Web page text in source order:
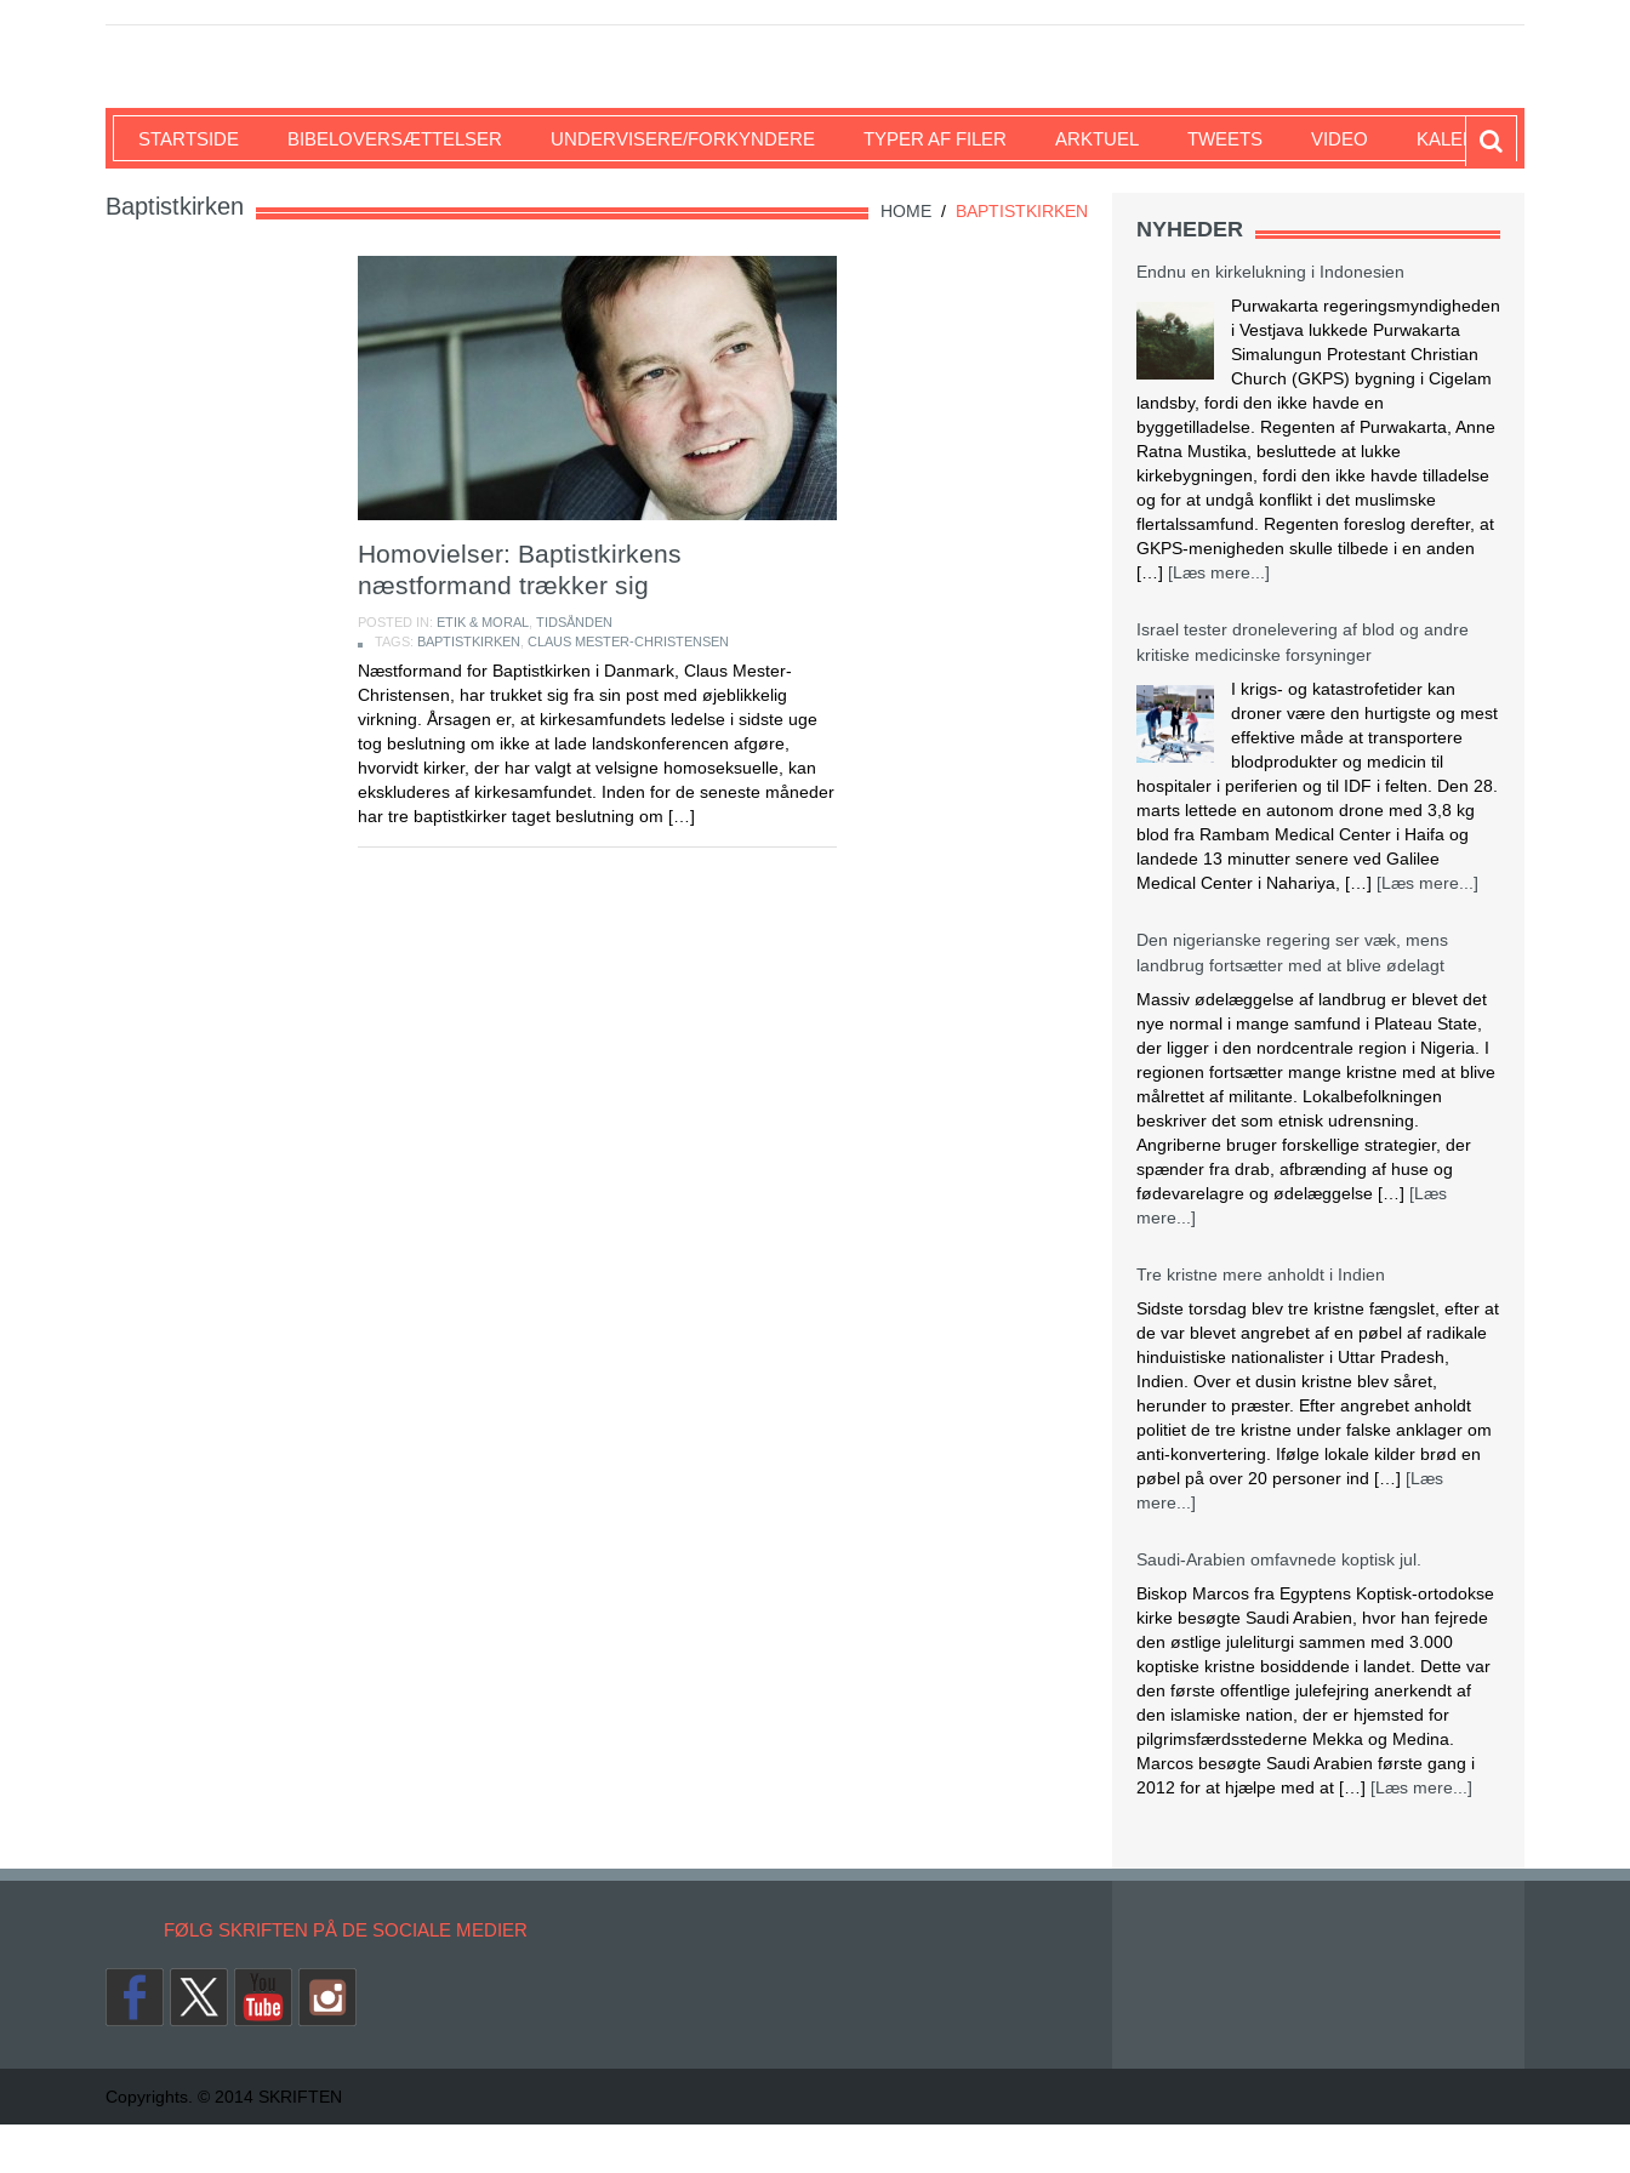
SKRIFTEN
STARTSIDE BIBELOVERSÆTTELSER UNDERVISERE/FORKYNDERE TYPER AF FILER ARKTUEL TWEETS VIDEO KALENDER
HOME / BAPTISTKIRKEN
Baptistkirken
Homovielser: Baptistkirkens
næstformand trækker sig
POSTED IN: ETIK & MORAL
TIDSÅNDEN
TAGS: BAPTISTKIRKEN CLAUS MESTER-CHRISTENSEN
Næstformand for Baptistkirken i Danmark, Claus Mester-
Christensen, har trukket sig fra sin post med øjeblikkelig
virkning. Årsagen er, at kirkesamfundets ledelse i sidste uge
tog beslutning om ikke at lade landskonferencen afgøre,
hvorvidt kirker, der har valgt at velsigne homoseksuelle, kan
ekskluderes af kirkesamfundet. Inden for de seneste måneder
har tre baptistkirker taget beslutning om […]
NYHEDER
Endnu en kirkelukning i Indonesien
Purwakarta regeringsmyndigheden
i Vestjava lukkede Purwakarta
Simalungun Protestant Christian
Church (GKPS) bygning i Cigelam
landsby, fordi den ikke havde en
byggetilladelse. Regenten af Purwakarta, Anne
Ratna Mustika, besluttede at lukke
kirkebygningen, fordi den ikke havde tilladelse
og for at undgå konflikt i det muslimske
flertalssamfund. Regenten foreslog derefter, at
GKPS-menigheden skulle tilbede i en anden
[…] [Læs mere...]
Israel tester dronelevering af blod og andre
kritiske medicinske forsyninger
I krigs- og katastrofetider kan
droner være den hurtigste og mest
effektive måde at transportere
blodprodukter og medicin til
hospitaler i periferien og til IDF i felten. Den 28.
marts lettede en autonom drone med 3,8 kg
blod fra Rambam Medical Center i Haifa og
landede 13 minutter senere ved Galilee
Medical Center i Nahariya, […] [Læs mere...]
Den nigerianske regering ser væk, mens
landbrug fortsætter med at blive ødelagt
Massiv ødelæggelse af landbrug er blevet det
nye normal i mange samfund i Plateau State,
der ligger i den nordcentrale region i Nigeria. I
regionen fortsætter mange kristne med at blive
målrettet af militante. Lokalbefolkningen
beskriver det som etnisk udrensning.
Angriberne bruger forskellige strategier, der
spænder fra drab, afbrænding af huse og
fødevarelagre og ødelæggelse […] [Læs
mere...]
Tre kristne mere anholdt i Indien
Sidste torsdag blev tre kristne fængslet, efter at
de var blevet angrebet af en pøbel af radikale
hinduistiske nationalister i Uttar Pradesh,
Indien. Over et dusin kristne blev såret,
herunder to præster. Efter angrebet anholdt
politiet de tre kristne under falske anklager om
anti-konvertering. Ifølge lokale kilder brød en
pøbel på over 20 personer ind […] [Læs
mere...]
Saudi-Arabien omfavnede koptisk jul.
Biskop Marcos fra Egyptens Koptisk-ortodokse
kirke besøgte Saudi Arabien, hvor han fejrede
den østlige juleliturgi sammen med 3.000
koptiske kristne bosiddende i landet. Dette var
den første offentlige julefejring anerkendt af
den islamiske nation, der er hjemsted for
pilgrimsfærdsstederne Mekka og Medina.
Marcos besøgte Saudi Arabien første gang i
2012 for at hjælpe med at […] [Læs mere...]
lovændring
vist på nationalt […][Læs mere...]
Abbas erklærer alle aftaler med Israel og USA
FØLG SKRIFTEN PÅ DE SOCIALE MEDIER
Copyrights. © 2014 SKRIFTEN